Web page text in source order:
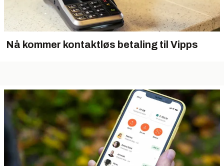
Nå kommer kontaktløs betaling til Vipps